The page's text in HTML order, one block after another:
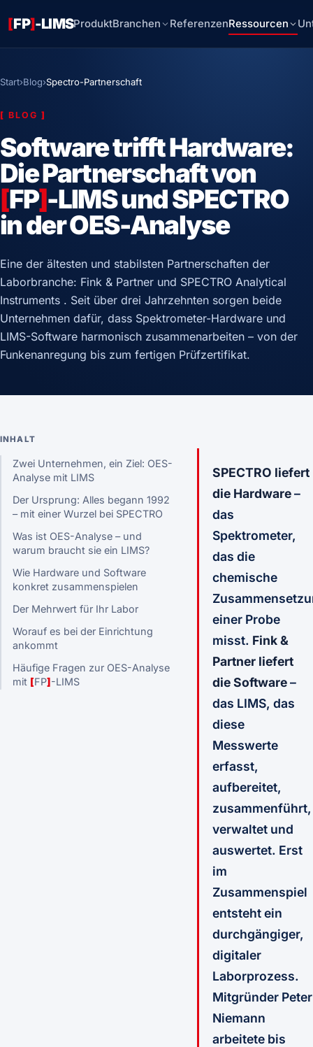
[FP]-LIMSProduktBranchen ReferenzenRessourcen
Start›Blog›Spectro-Partnerschaft
[ BLOG ]
Software trifft Hardware:
Die Partnerschaft von
[FP]-LIMS und SPECTRO
in der OES-Analyse
Eine der ältesten und stabilsten Partnerschaften der
Laborbranche: Fink & Partner und SPECTRO Analytical
Instruments . Seit über drei Jahrzehnten sorgen beide
Unternehmen dafür, dass Spektrometer-Hardware und
LIMS-Software harmonisch zusammenarbeiten – von der
Funkenanregung bis zum fertigen Prüfzertifikat.
INHALT
Zwei Unternehmen, ein Ziel: OES-
Analyse mit LIMS
Der Ursprung: Alles begann 1992
– mit einer Wurzel bei SPECTRO
Was ist OES-Analyse – und
warum braucht sie ein LIMS?
Wie Hardware und Software
konkret zusammenspielen
Der Mehrwert für Ihr Labor
Worauf es bei der Einrichtung
ankommt
Häufige Fragen zur OES-Analyse
mit [FP]-LIMS
SPECTRO liefert
die Hardware–
das
Spektrometer,
das die
chemische
einer Probe
misst. Fink &
Partner liefert
die Software–
das LIMS, das
diese
Messwerte
erfasst,
aufbereitet,
zusammenführt,
verwaltet und
auswertet. Erst
im
Zusammenspiel
entsteht ein
durchgängiger,
digitaler
Laborprozess.
Mitgründer Peter
Niemann
arbeitete bis